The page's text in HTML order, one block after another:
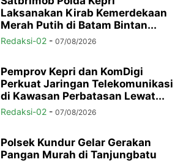
Laksanakan Kirab Kemerdekaan
Merah Putih di Batam Bintan...
Redaksi-02 - 07/08/2026
Pemprov Kepri dan KomDigi
Perkuat Jaringan Telekomunikasi
di Kawasan Perbatasan Lewat...
Redaksi-02 - 07/08/2026
Polsek Kundur Gelar Gerakan
Pangan Murah di Tanjungbatu